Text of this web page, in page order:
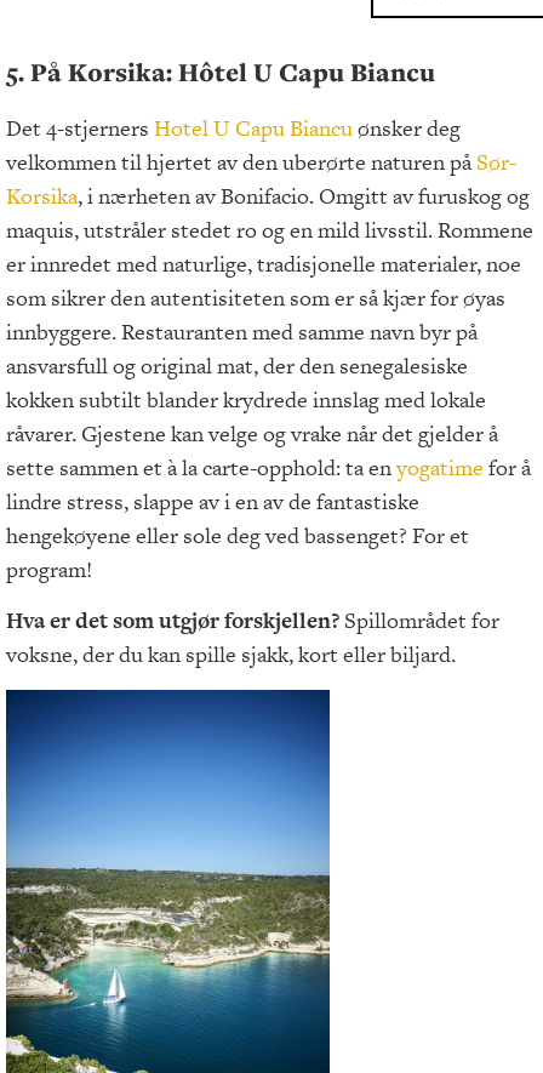
5. På Korsika: Hôtel U Capu Biancu
Det 4-stjerners Hotel U Capu Biancuønsker deg
velkommen til hjertet av den uberørte naturen påSør-
Korsika, i nærheten av Bonifacio. Omgitt av furuskog og
maquis, utstråler stedet ro og en mild livsstil. Rommene
er innredet med naturlige, tradisjonelle materialer, noe
som sikrer den autentisiteten som er så kjær for øyas
innbyggere. Restauranten med samme navn byr på
ansvarsfull og original mat, der den senegalesiske
kokken subtilt blander krydrede innslag med lokale
råvarer. Gjestene kan velge og vrake når det gjelder å
sette sammen et à la carte-opphold: ta enyogatime for å
lindre stress, slappe av i en av de fantastiske
hengekøyene eller sole deg ved bassenget? For et
program!
Hva er det som utgjør forskjellen?Spillområdet for
voksne, der du kan spille sjakk, kort eller biljard.